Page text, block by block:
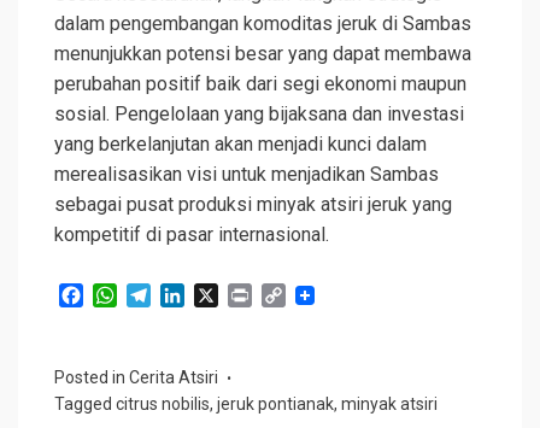
dalam pengembangan komoditas jeruk di Sambas
menunjukkan potensi besar yang dapat membawa
perubahan positif baik dari segi ekonomi maupun
sosial. Pengelolaan yang bijaksana dan investasi
yang berkelanjutan akan menjadi kunci dalam
merealisasikan visi untuk menjadikan Sambas
sebagai pusat produksi minyak atsiri jeruk yang
kompetitif di pasar internasional.
e
b
o
W
s
A
e
g
r
k
e
d
C
i
Posted in Cerita Atsiri
Tagged citrus nobilis, jeruk pontianak, minyak atsiri